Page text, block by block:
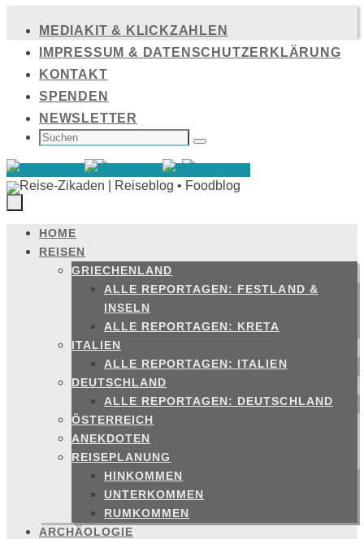
Inhalt
springen
MEDIAKIT & KLICKZAHLEN
IMPRESSUM & DATENSCHUTZERKLÄRUNG
KONTAKT
SPENDEN
NEWSLETTER
SUCHEN
NACH: Suchen
Zum
Inhalt
springen
HOME
REISEN
GRIECHENLAND
ALLE REPORTAGEN: FESTLAND &
INSELN
ALLE REPORTAGEN: KRETA
ITALIEN
ALLE REPORTAGEN: ITALIEN
DEUTSCHLAND
ALLE REPORTAGEN: DEUTSCHLAND
ÖSTERREICH
ANEKDOTEN
REISEPLANUNG
HINKOMMEN
UNTERKOMMEN
RUMKOMMEN
ARCHÄOLOGIE